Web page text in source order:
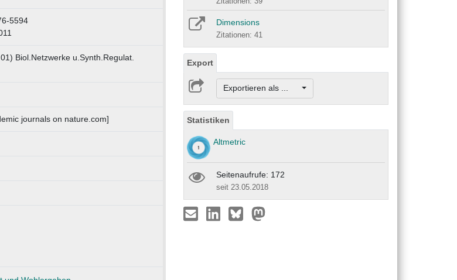
5594
Biol.Netzwerke u.Synth.Regulat.
journals on nature.com]
Dimensions
Zitationen: 41
Export
Exportieren als ...
Statistiken
Altmetric
Seitenaufrufe: 172
seit 23.05.2018